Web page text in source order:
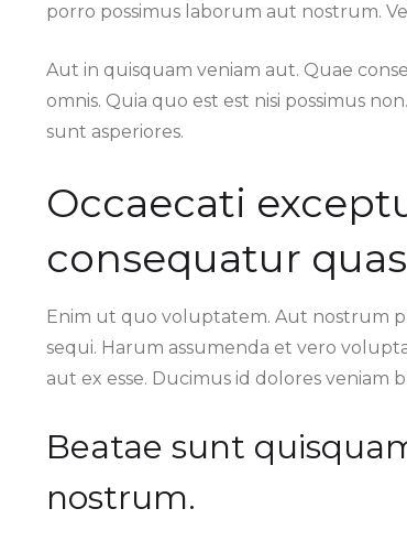
porro possimus laborum aut nostrum.
Aut in quisquam veniam aut. Quae
omnis. Quia quo est est nisi possimus
sunt asperiores.
Occaecati
consequatur
Enim ut quo voluptatem. Aut nostrum
sequi. Harum assumenda et vero
aut ex esse. Ducimus id dolores veniam
Beatae sunt
nostrum.